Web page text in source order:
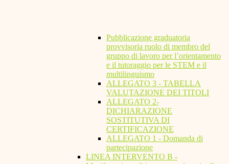
Pubblicazione graduatoria
provvisoria ruolo di membro del
gruppo di lavoro per l’orientamento
e il tutoraggio per le STEM e il
multilinguismo
ALLEGATO 3 - TABELLA
VALUTAZIONE DEI TITOLI
ALLEGATO 2-
DICHIARAZIONE
SOSTITUTIVA DI
CERTIFICAZIONE
ALLEGATO 1 - Domanda di
partecipazione
LINEA INTERVENTO B -